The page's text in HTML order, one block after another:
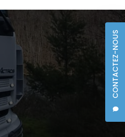
CONTACTEZ-NOUS